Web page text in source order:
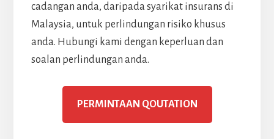
cadangan anda, daripada syarikat insurans di
Malaysia, untuk perlindungan risiko khusus
anda. Hubungi kami dengan keperluan dan
soalan perlindungan anda.
PERMINTAAN QOUTATION